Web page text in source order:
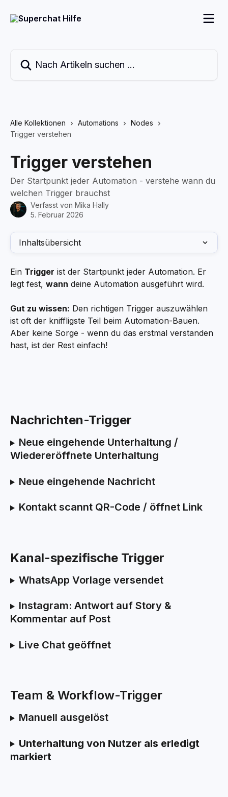
Alle Kollektionen Automations
Nodes
Trigger verstehen
Trigger verstehen
Der Startpunkt jeder Automation - verstehe wann du
welchen Trigger brauchst
Verfasst von Mika Hally
5. Februar 2026
Inhaltsübersicht
Ein Trigger ist der Startpunkt jeder Automation. Er
legt fest, wann deine Automation ausgeführt wird.
Gut zu wissen: Den richtigen Trigger auszuwählen
ist oft der kniffligste Teil beim Automation-Bauen.
Aber keine Sorge - wenn du das erstmal verstanden
hast, ist der Rest einfach!
Nachrichten-Trigger
Neue eingehende Unterhaltung /
Wiedereröffnete Unterhaltung
Neue eingehende Nachricht
Kontakt scannt QR-Code / öffnet Link
Kanal-spezifische Trigger
WhatsApp Vorlage versendet
Instagram: Antwort auf Story &
Kommentar auf Post
Live Chat geöffnet
Team & Workflow-Trigger
Manuell ausgelöst
Unterhaltung von Nutzer als erledigt
markiert